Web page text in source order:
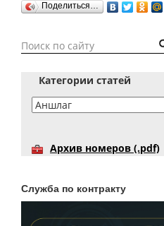
Поделиться…
Категории статей
Архив номеров (.pdf)
Служба по контракту